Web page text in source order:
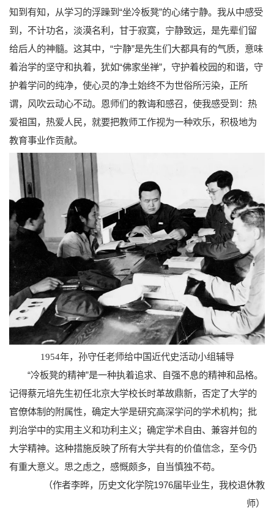
知到有知，从学习的浮躁到“坐冷板凳”的心绪宁静。我从中感受
到，不计功名，淡漠名利，甘于寂寞，宁静致远，是先辈们留
给后人的神髓。这其中，“宁静”是先生们大都具有的气质，意味
着治学的坚守和执着，犹如“佛家坐禅”，守护着校园的和谐，守
护着学问的纯净，使心灵的净土始终不为世俗所污染，正所
谓，风吹云动心不动。恩师们的教诲和感召，使我感受到：热
爱祖国，热爱人民，就要把教师工作视为一种欢乐，积极地为
教育事业作贡献。
1954年，孙守任老师给中国近代史活动小组辅导
“冷板凳的精神”是一种执着追求、自强不息的精神和品格。
记得蔡元培先生初任北京大学校长时革故鼎新，否定了大学的
官僚体制的附属性，确定大学是研究高深学问的学术机构；批
判治学中的实用主义和功利主义；确定学术自由、兼容并包的
大学精神。这种措施反映了所有大学共有的价值信念，至今仍
有重大意义。思之虑之，感慨颇多，自当慎独不苟。
（作者李晔，历史文化学院1976届毕业生，我校退休教
师）